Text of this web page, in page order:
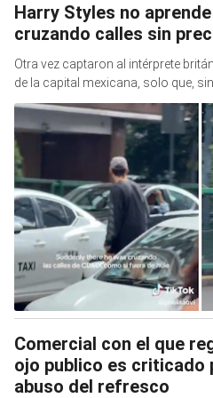
Harry Styles no
cruzando calles sin
Otra vez captaron al intérprete
de la capital mexicana, solo que,
Comercial con el que
ojo publico es criticado
abuso del refresco